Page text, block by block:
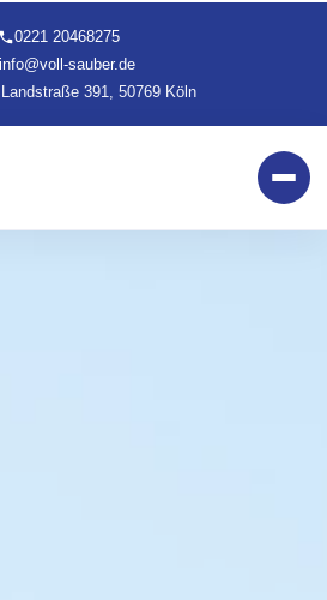
0221 20468275
info@voll-sauber.de
391, 50769 Köln